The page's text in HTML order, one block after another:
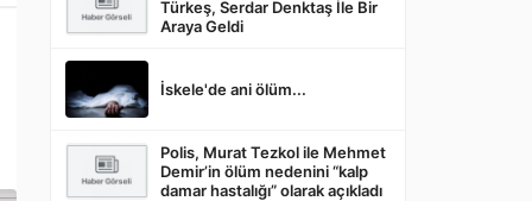
Türkeş, Serdar Denktaş İle Bir
Araya Geldi
İskele'de ani ölüm...
Polis, Murat Tezkol ile Mehmet
Demir’in ölüm nedenini “kalp
damar hastalığı” olarak açıkladı